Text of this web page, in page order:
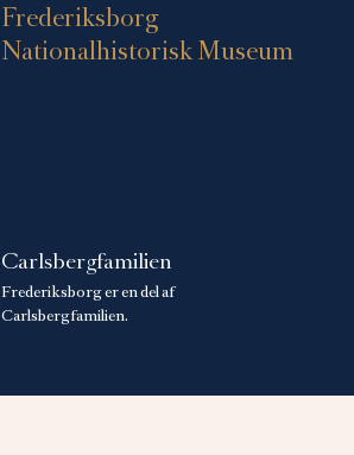
Frederiksborg
Nationalhistorisk Museum
Carlsbergfamilien
Frederiksborg er en del af
Carlsbergfamilien.